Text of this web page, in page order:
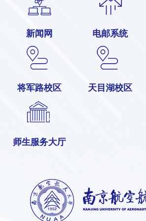
新闻网 电邮系统
将军路校区 天目湖校区
师生服务大厅